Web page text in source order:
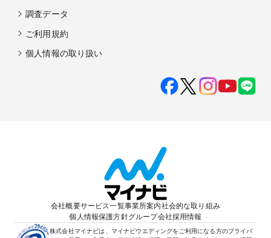
調査データ
ご利用規約
個人情報の取り扱い
会社概要サービス一覧事業所案内社会的な取り組み
個人情報保護方針グループ会社採用情報
株式会社マイナビは、マイナビウエディングをご利用になる方のプライバ